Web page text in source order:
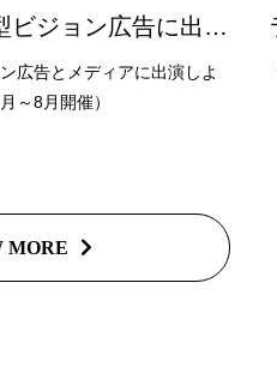
DAG×DAGV 大型ビジョン広告に出演しよう！Vol6(大阪)（2026年6月～7月開催）
広告とメディアに出演しよ
～8月開催）
MORE